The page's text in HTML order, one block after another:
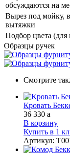
обсуждаются на
Вырез под мойку,
вытяжки
Подбор цвета (для
Образцы ручек
Смотрите
Кровать
36 330 a
В корзину
Купить в 1
Артикул: